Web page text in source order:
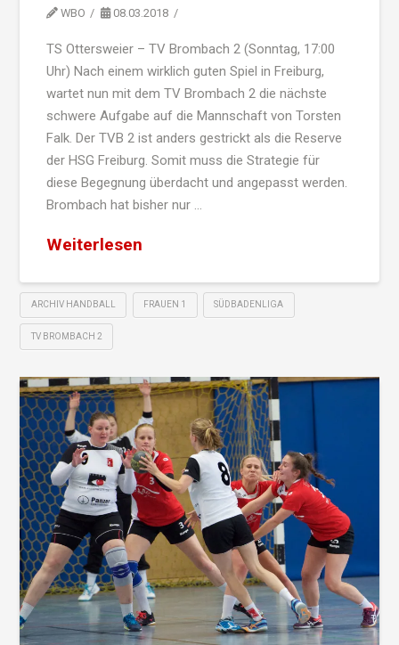
WBO 08.03.2018
TS Ottersweier – TV Brombach 2 (Sonntag, 17:00
Uhr) Nach einem wirklich guten Spiel in Freiburg,
wartet nun mit dem TV Brombach 2 die nächste
schwere Aufgabe auf die Mannschaft von Torsten
Falk. Der TVB 2 ist anders gestrickt als die Reserve
der HSG Freiburg. Somit muss die Strategie für
diese Begegnung überdacht und angepasst werden.
Brombach hat bisher nur …
Weiterlesen
ARCHIV HANDBALL FRAUEN 1 SÜDBADENLIGA
TV BROMBACH 2